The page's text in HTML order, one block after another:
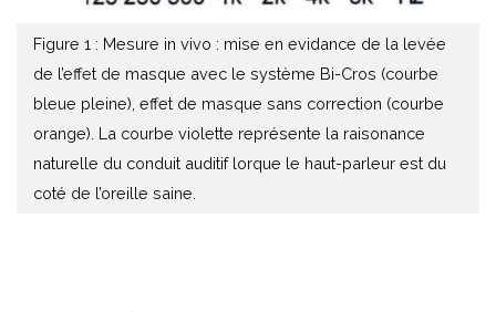
Figure 1 : Mesure in vivo : mise en evidance de la levée
de l’effet de masque avec le système Bi-Cros (courbe
bleue pleine), effet de masque sans correction (courbe
orange). La courbe violette représente la raisonance
naturelle du conduit auditif lorque le haut-parleur est du
coté de l’oreille saine.